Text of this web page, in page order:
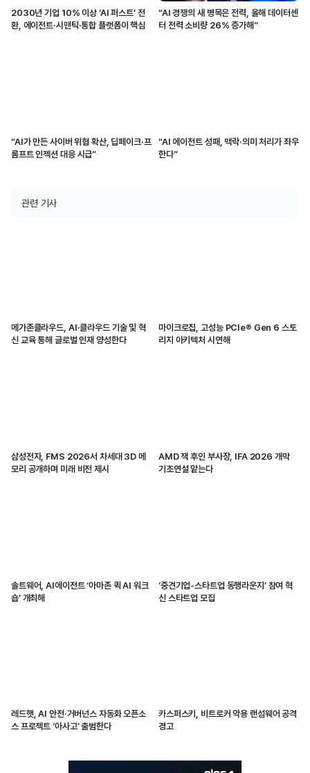
2030년 기업 10% 이상 ‘AI 퍼스트’ 전
환, 에이전트·시맨틱·통합 플랫폼이 핵심
“AI 경쟁의 새 병목은 전력, 올해 데이터센
터 전력 소비량 26% 증가해”
“AI가 만든 사이버 위협 확산, 딥페이크·프
롬프트 인젝션 대응 시급”
“AI 에이전트 성패, 맥락·의미 처리가 좌우
한다”
관련 기사
메가존클라우드, AI·클라우드 기술 및 혁
신 교육 통해 글로벌 인재 양성한다
마이크로칩, 고성능 PCIe® Gen 6 스토
리지 아키텍처 시연해
삼성전자, FMS 2026서 차세대 3D 메
모리 공개하며 미래 비전 제시
AMD 잭 후인 부사장, IFA 2026 개막
기조연설 맡는다
솔트웨어, AI에이전트 ‘아마존 퀵 AI 워크
숍’ 개최해
‘중견기업-스타트업 동행라운지’ 참여 혁
신 스타트업 모집
레드햇, AI 안전·거버넌스 자동화 오픈소
스 프로젝트 ‘아사고’ 출범한다
카스퍼스키, 비트로커 악용 랜섬웨어 공격
경고